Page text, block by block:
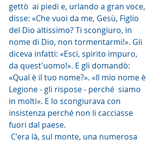
gettò  ai piedi e, urlando a gran voce,
disse: «Che vuoi da me, Gesù, Figlio
del Dio altissimo? Ti scongiuro, in
nome di Dio, non tormentarmi!». Gli
diceva infatti: «Esci, spirito impuro,
da quest'uomo!». E gli domandò:
«Qual è il tuo nome?». «Il mio nome è
Legione - gli rispose - perché  siamo
in molti». E lo scongiurava con
insistenza perché non li cacciasse
fuori dal paese.